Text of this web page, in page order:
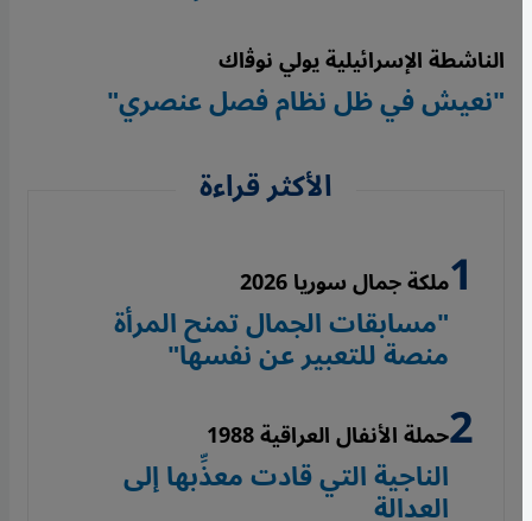
الناشطة الإسرائيلية يولي نوﭬاك
"نعيش في ظل نظام فصل عنصري"
الأكثر قراءة
ملكة جمال سوريا 2026
"مسابقات الجمال تمنح المرأة
منصة للتعبير عن نفسها"
حملة الأنفال العراقية 1988
الناجية التي قادت معذِّبها إلى
العدالة